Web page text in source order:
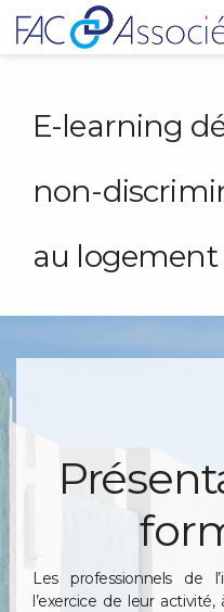
E-learning
non-
au logement
Les professionnels de
l’exercice de leur